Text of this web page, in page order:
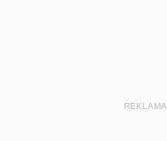
REKLAMA